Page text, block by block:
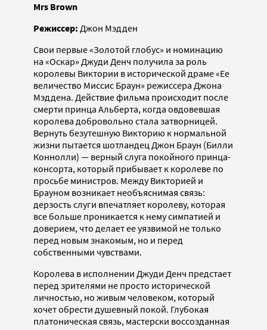
Mrs Brown
Режиссер: Джон Мэдден
Свои первые «Золотой глобус» и номинацию
на «Оскар» Джуди Денч получила за роль
королевы Виктории в исторической драме «Ее
величество Миссис Браун» режиссера Джона
Мэддена. Действие фильма происходит после
смерти принца Альберта, когда овдовевшая
королева добровольно стала затворницей.
Вернуть безутешную Викторию к нормальной
жизни пытается шотландец Джон Браун (Билли
Коннолли) — верный слуга покойного принца-
консорта, который прибывает к королеве по
просьбе министров. Между Викторией и
Брауном возникает необъяснимая связь:
дерзость слуги впечатляет королеву, которая
все больше проникается к нему симпатией и
доверием, что делает ее уязвимой не только
перед новым знакомым, но и перед
собственными чувствами.
Королева в исполнении Джуди Денч предстает
перед зрителями не просто исторической
личностью, но живым человеком, который
хочет обрести душевный покой. Глубокая
платоническая связь, мастерски воссозданная